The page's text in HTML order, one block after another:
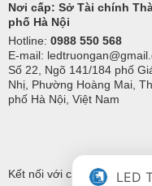
Nơi cấp: Sở Tài chính
phố Hà Nội
Hotline: 0988 550 568
E-mail:
Số 22, Ngõ 141/184 phố
Nhị, Phường Hoàng Mai,
phố Hà Nội, Việt Nam
Kết nối với chúng tôi
LED